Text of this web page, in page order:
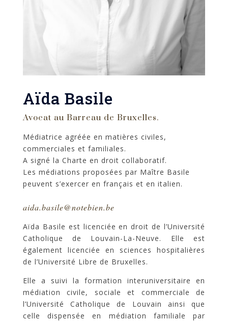
Aïda Basile
Avocat au Barreau de Bruxelles.
Médiatrice agréée en matières civiles,
commerciales et familiales.
A signé la Charte en droit collaboratif.
Les médiations proposées par Maître Basile
peuvent s’exercer en français et en italien.
aida.basile@notebien.be
Aïda Basile est licenciée en droit de l’Université
Catholique de Louvain-La-Neuve. Elle est
également licenciée en sciences hospitalières
de l’Université Libre de Bruxelles.
Elle a suivi la formation interuniversitaire en
médiation civile, sociale et commerciale de
l’Université Catholique de Louvain ainsi que
celle dispensée en médiation familiale par